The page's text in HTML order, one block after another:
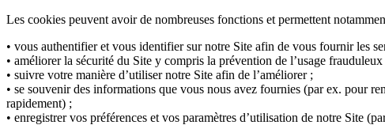
Les cookies peuvent avoir de nombreuses fonctions et permettent
• vous authentifier et vous identifier sur notre Site afin de vous fournir les
• améliorer la sécurité du Site y compris la prévention de l’usage
• suivre votre manière d’utiliser notre Site afin de l’améliorer ;
• se souvenir des informations que vous nous avez fournies (par ex. pour
rapidement) ;
• enregistrer vos préférences et vos paramètres d’utilisation de notre Site